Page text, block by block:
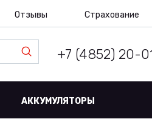
Отзывы Страхование
+7 (4852) 20-
АККУМУЛЯТОРЫ